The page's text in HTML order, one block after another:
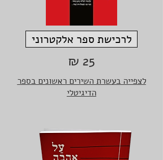
לרכישת ספר אלקטרוני
25 ₪
לצפייה בעשרת השירים ראשונים בספר
הדיגיטלי